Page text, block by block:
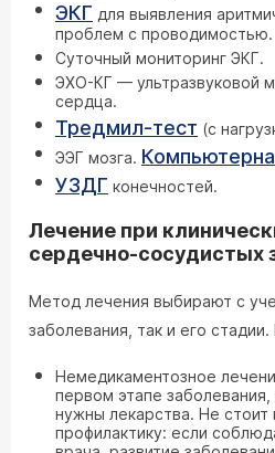
ЭКГ для выявления
проблем с проводимостью.
Суточный мониторинг ЭКГ.
ЭХО-КГ — ультразвуковой
сердца.
Тредмил-тест (с
ЭЭГ мозга.
УЗДГ конечностей.
Лечение при
сердечно-сосудистых
Метод лечения выбирают с
заболевания, так и его
Немедикаментозное
первом этапе
нужны лекарства. Не стоит
профилактику: если